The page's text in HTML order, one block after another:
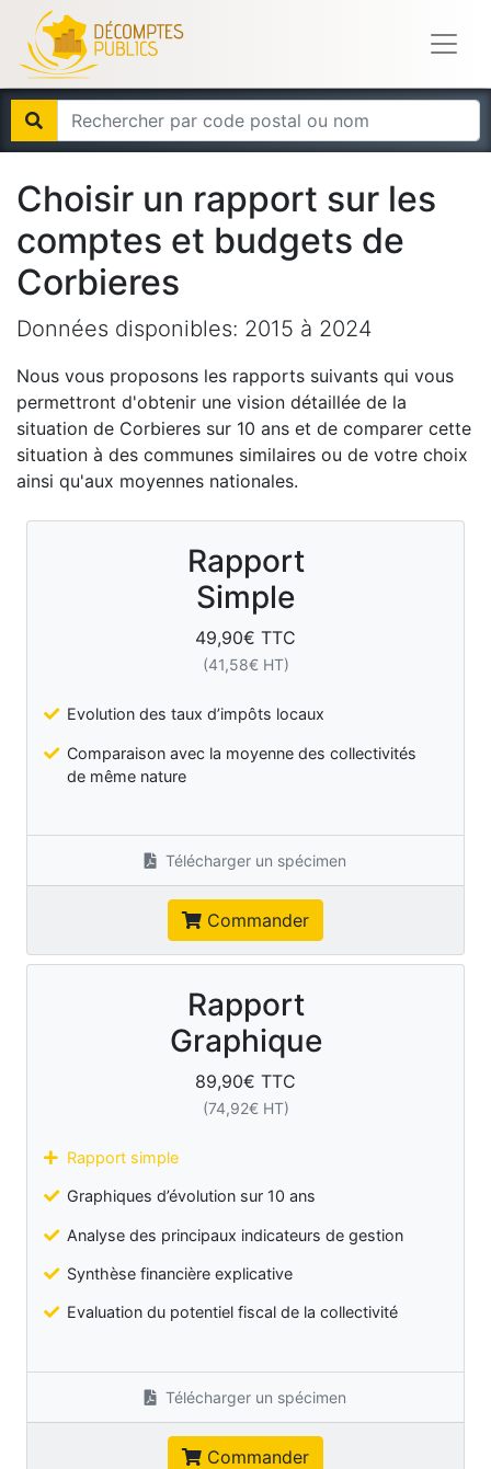
Choisir un rapport sur les
comptes et budgets de
Corbieres
Données disponibles: 2015 à 2024
Nous vous proposons les rapports suivants qui vous
permettront d'obtenir une vision détaillée de la
situation de Corbieres sur 10 ans et de comparer cette
situation à des communes similaires ou de votre choix
ainsi qu'aux moyennes nationales.
Rapport
Simple
49,90€ TTC
(41,58€ HT)
Evolution des taux d’impôts locaux
Comparaison avec la moyenne des collectivités
de même nature
Télécharger un spécimen
Commander
Rapport
Graphique
89,90€ TTC
(74,92€ HT)
Rapport simple
Graphiques d’évolution sur 10 ans
Analyse des principaux indicateurs de gestion
Synthèse financière explicative
Evaluation du potentiel fiscal de la collectivité
Télécharger un spécimen
Commander